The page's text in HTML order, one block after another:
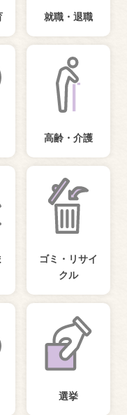
就職・退職
高齢・介護
ゴミ・リサイ
クル
選挙